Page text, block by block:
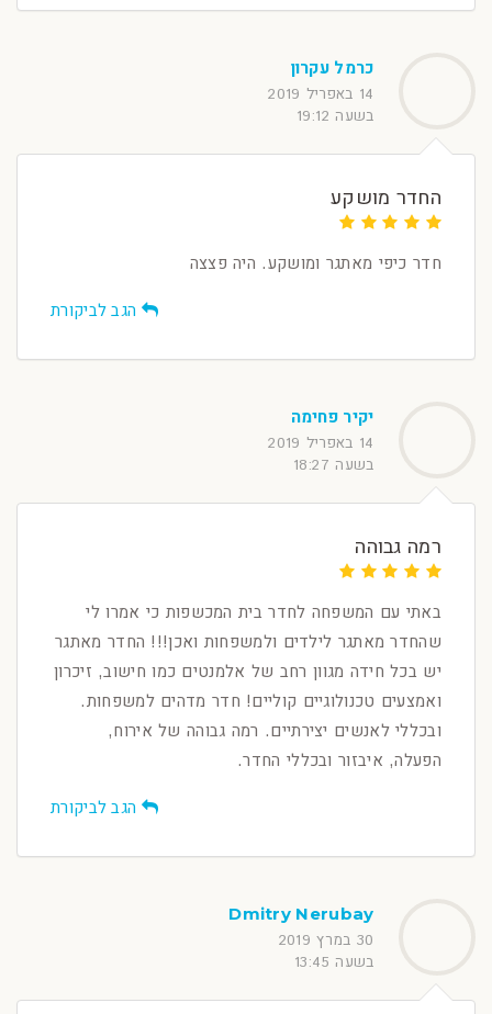
כרמל עקרון
14 באפריל 2019
בשעה 19:12
החדר מושקע
חדר כיפי מאתגר ומושקע. היה פצצה
הגב לביקורת
יקיר פחימה
14 באפריל 2019
בשעה 18:27
רמה גבוהה
באתי עם המשפחה לחדר בית המכשפות כי אמרו לי
שהחדר מאתגר לילדים ולמשפחות ואכן!!! החדר מאתגר
יש בכל חידה מגוון רחב של אלמנטים כמו חישוב, זיכרון
ואמצעים טכנולוגיים קוליים! חדר מדהים למשפחות.
ובכללי לאנשים יצירתיים. רמה גבוהה של אירוח,
הפעלה, איבזור ובכללי החדר.
הגב לביקורת
Dmitry Nerubay
30 במרץ 2019
בשעה 13:45